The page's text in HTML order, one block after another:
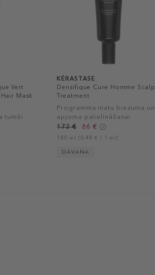
Vert
Mask
tumši
KÉRASTASE
Densifique Cure Homme Scalp
Treatment
Programma matu biezuma un
apjoma palielināšanai
172 €
86 €
180 ml (0,48 € / 1 ml)
DĀVANA